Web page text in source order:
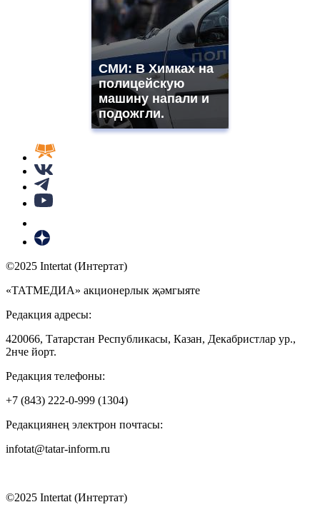
СМИ: В Химках на
полицейскую
машину напали и
подожгли.
©2025 Intertat (Интертат)
«ТАТМЕДИА» акционерлык җәмгыяте
Редакция адресы:
420066, Татарстан Республикасы, Казан, Декабристлар ур.,
2нче йорт.
Редакция телефоны:
+7 (843) 222-0-999 (1304)
Редакциянең электрон почтасы:
infotat@tatar-inform.ru
©2025 Intertat (Интертат)